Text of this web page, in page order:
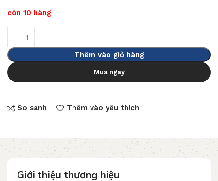
còn 10 hàng
Thêm vào giỏ hàng
Mua ngay
So sánh Thêm vào yêu thích
Giới thiệu thương hiệu